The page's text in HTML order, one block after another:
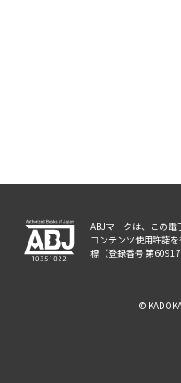
ABJマークは、この
コンテンツ使用許諾
標（登録番号 第
©